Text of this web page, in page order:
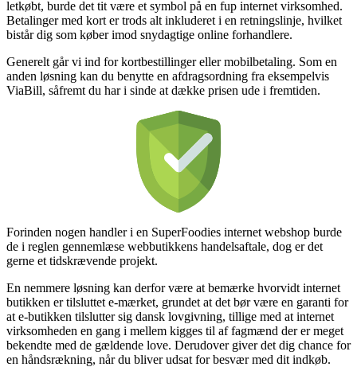
letkøbt, burde det tit være et symbol på en fup internet virksomhed.
Betalinger med kort er trods alt inkluderet i en retningslinje, hvilket
bistår dig som køber imod snydagtige online forhandlere.
Generelt går vi ind for kortbestillinger eller mobilbetaling. Som en
anden løsning kan du benytte en afdragsordning fra eksempelvis
ViaBill, såfremt du har i sinde at dække prisen ude i fremtiden.
Forinden nogen handler i en SuperFoodies internet webshop burde
de i reglen gennemlæse webbutikkens handelsaftale, dog er det
gerne et tidskrævende projekt.
En nemmere løsning kan derfor være at bemærke hvorvidt internet
butikken er tilsluttet e-mærket, grundet at det bør være en garanti for
at e-butikken tilslutter sig dansk lovgivning, tillige med at internet
virksomheden en gang i mellem kigges til af fagmænd der er meget
bekendte med de gældende love. Derudover giver det dig chance for
en håndsrækning, når du bliver udsat for besvær med dit indkøb.